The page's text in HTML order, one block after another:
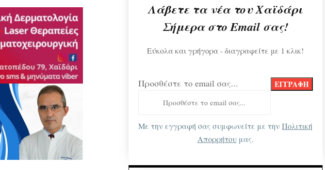
Λάβετε τα νέα του Χαϊδάρι
Σήμερα στο Email σας!
Εύκολα και γρήγορα - διαγραφείτε με 1 κλικ!
Προσθέστε το email σας...
Με την εγγραφή σας συμφωνείτε με τηνΠολιτική
Απορρήτουμας.